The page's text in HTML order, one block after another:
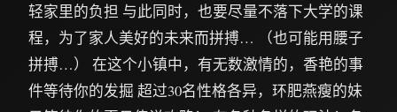
轻家里的负担 与此同时，也要尽量不落下大学的课
程，为了家人美好的未来而拼搏… （也可能用腰子
拼搏…） 在这个小镇中，有无数激情的，香艳的事
件等待你的发掘 超过30名性格各异，环肥燕瘦的妹